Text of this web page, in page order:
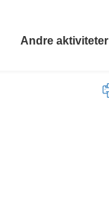
Andre aktiviteter